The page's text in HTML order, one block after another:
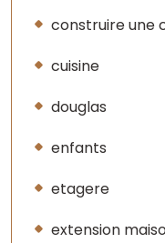
construire une
cuisine
douglas
enfants
etagere
extension